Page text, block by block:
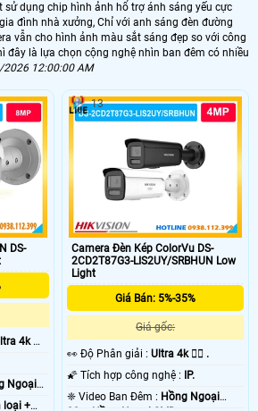
Hikvision
PIRL
EBO2
Trọn Bộ
Dahua
quả giám sát ban đêm tốt nhất, có thể nói đây
hợp cho gia đình văn phòng, với tiêu chí giám sát
rõ nét. Ngoài ra camera starlight vẫn có thể giám
không có ánh sáng cho giải pháp giám sát
dụng chip hình ảnh hổ trợ ánh sáng yếu cực
đình nhà xưởng, Chỉ với anh sáng đèn đường
vẫn cho hình ảnh màu sắt sáng đẹp so với công
đây là lựa chọn cộng nghệ nhìn ban đêm có nhiều
12:00:00 AM
DS-
4k 👍🏾
Ngoại
loại +
Camera Đèn Kép ColorVu DS-
2CD2T87G3-LIS2UY/SRBHUN Low
Light
Giá Bán: 5%-35%
Giá gốc:
️👀 Độ Phân giải :Ultra 4k 👍🏾 .
🌠 Tích hợp công nghệ :
IP.
❈ Video Ban Đêm : Hồng Ngoại
13